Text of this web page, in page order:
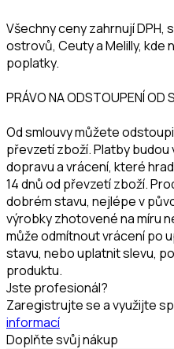
Všechny ceny zahrnují DPH,
ostrovů, Ceuty a Melilly, kde
poplatky.
PRÁVO NA ODSTOUPENÍ OD
Od smlouvy můžete
převzetí zboží. Platby budou
dopravu a vrácení, které
14 dnů od převzetí zboží.
dobrém stavu, nejlépe v
výrobky zhotovené na míru
může odmítnout vrácení po
stavu, nebo uplatnit slevu,
produktu.
Jste profesionál?
Zaregistrujte se a využijte
informací
Doplňte svůj nákup